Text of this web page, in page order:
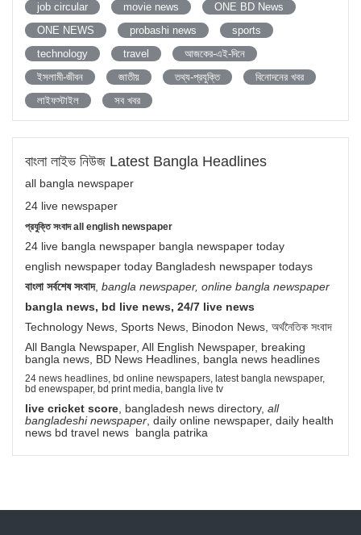
job circular
movie news
ONE BD News
ONE NEWS
probashi news
sports
technology
travel
আজকের-এই-দিনে
ইসলামী-জীবন
জাতীয় তথ্য-প্রযুক্তি
বিনোদনের খবর
লাইফস্টাইল
সব খবর
বাংলা লাইভ নিউজ Latest Bangla Headlines
all bangla newspaper
24 live newspaper
প্রযুক্তি সংবাদ all english newspaper
24 live bangla newspaper bangla newspaper today
english newspaper today Bangladesh newspaper todays
বাংলা সর্বশেষ সংবাদ, bangla newspaper, online bangla newspaper
bangla news, bd live news, 24/7 live news
Technology News, Sports News, Binodon News, অর্থনৈতিক সংবাদ
All Bangla Newspaper, All English Newspaper, breaking
bangla news, BD News Headlines, bangla news headlines
24 news headlines, bd online newspapers, latest bangla newspaper,
bd enewspaper, bd print media, bangla live tv
live cricket score, bangladesh news directory, all
bangladeshi newspaper, daily online newspaper, daily health
news bd travel news bangla patrika